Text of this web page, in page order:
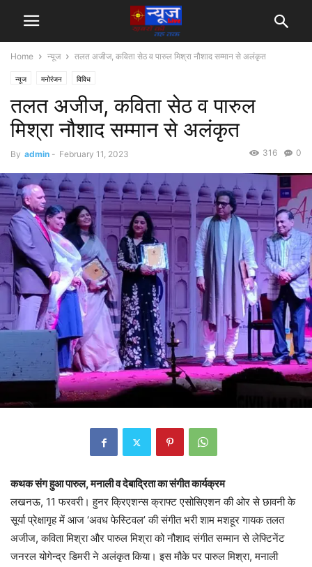
Home न्यूज तलत अजीज, कविता सेठ व पारुल मिश्रा नौशाद सम्मान से अलंकृत
न्यूज मनोरंजन विविध
तलत अजीज, कविता सेठ व पारुल
मिश्रा नौशाद सम्मान से अलंकृत
By admin - February 11, 2023 0
316
कथक संग हुआ पारुल, मनाली व देबाद्रिता का संगीत कार्यक्रम
लखनऊ, 11 फरवरी। हुनर क्रिएशन्स क्राफ्ट एसोसिएशन की ओर से छावनी के
सूर्या प्रेक्षागृह में आज ‘अवध फेस्टिवल’ की संगीत भरी शाम मशहूर गायक तलत
अजीज, कविता मिश्रा और पारुल मिश्रा को नौशाद संगीत सम्मान से लेफ्टिनेंट
जनरल योगेन्द्र डिमरी ने अलंकृत किया। इस मौके पर पारुल मिश्रा, मनाली